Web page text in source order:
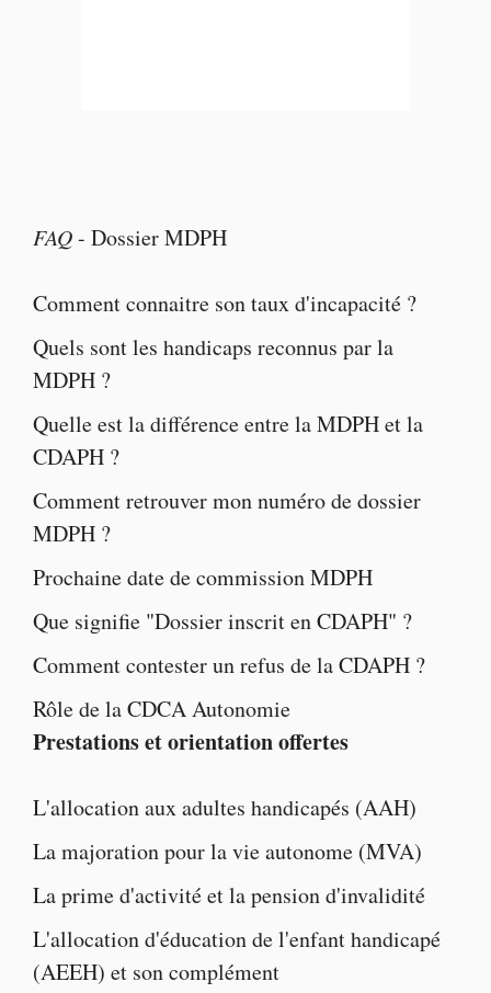
FAQ- Dossier MDPH
Comment connaitre son taux d'incapacité ?
Quels sont les handicaps reconnus par la
MDPH ?
Quelle est ladifférence entre la MDPH et la
CDAPH ?
Comment retrouver mon numéro de dossier
MDPH ?
Prochainedate de commission MDPH
Que signifie "Dossier inscrit en CDAPH" ?
Comment contester unrefus de la CDAPH ?
Rôle de laCDCA Autonomie
Prestations et orientation offertes
L'allocation aux adultes handicapés (AAH)
La majoration pour la vie autonome (MVA)
Laprime d'activitéet lapension d'invalidité
L'allocation d'éducation de l'enfant handicapé
(AEEH) et son complément